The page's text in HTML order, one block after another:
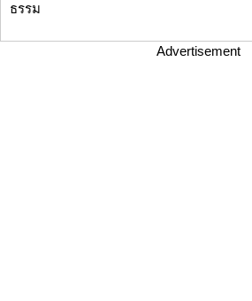
ธรรม
Advertisement